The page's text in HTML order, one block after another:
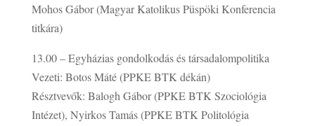
Mohos Gábor (Magyar Katolikus Püspöki Konferencia
titkára)
13.00 – Egyházias gondolkodás és társadalompolitika
Vezeti: Botos Máté (PPKE BTK dékán)
Résztvevők: Balogh Gábor (PPKE BTK Szociológia
Intézet), Nyirkos Tamás (PPKE BTK Politológia